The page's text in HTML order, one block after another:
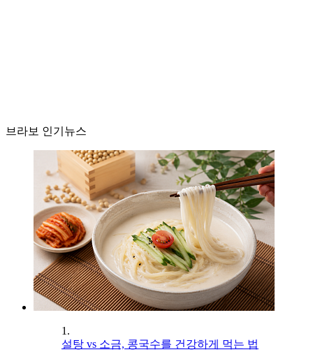
브라보 인기뉴스
1.
설탕 vs 소금, 콩국수를 건강하게 먹는 법